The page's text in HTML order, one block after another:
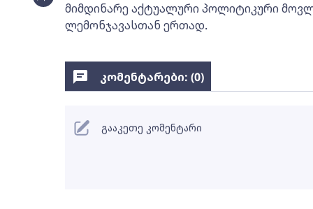
მიმდინარე აქტუალური პოლიტიკური
ლემონჯავასთან ერთად.
კომენტარები: (0)
გააკეთე კომენტარი